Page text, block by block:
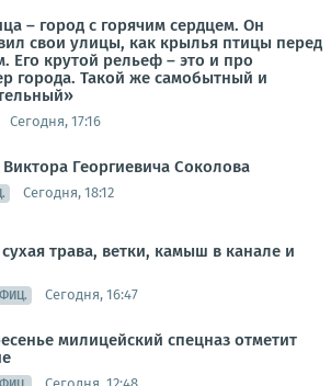
– город с горячим сердцем. Он
свои улицы, как крылья птицы перед
Его крутой рельеф – это и про
города. Такой же самобытный и
Сегодня, 17:16
Георгиевича Соколова
Сегодня, 18:12
трава, ветки, камыш в канале и
Сегодня, 16:47
милицейский спецназ отметит